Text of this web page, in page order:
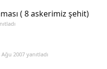
( 8 askerimiz şehit)
Ağu 2007 yanıtladı